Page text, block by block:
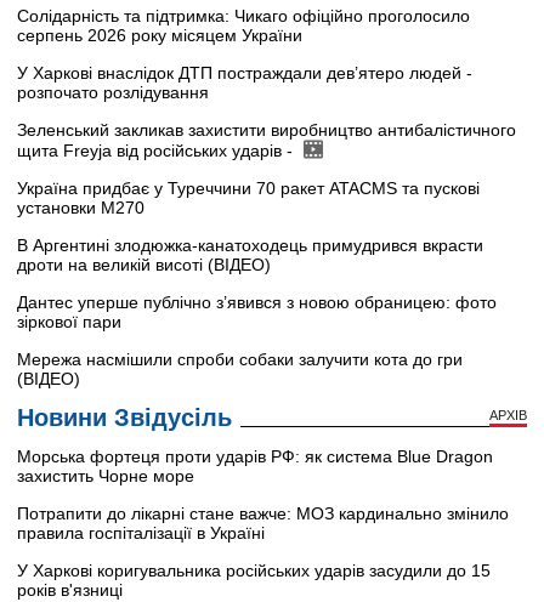
Солідарність та підтримка: Чикаго офіційно проголосило
серпень 2026 року місяцем України
У Харкові внаслідок ДТП постраждали дев’ятеро людей -
розпочато розлідування
Зеленський закликав захистити виробництво антибалістичного
щита Freyja від російських ударів -
Україна придбає у Туреччини 70 ракет ATACMS та пускові
установки M270
В Аргентині злодюжка-канатоходець примудрився вкрасти
дроти на великій висоті (ВІДЕО)
Дантес уперше публічно з’явився з новою обраницею: фото
зіркової пари
Мережа насмішили спроби собаки залучити кота до гри
(ВІДЕО)
Новини Звідусіль АРХІВ
Морська фортеця проти ударів РФ: як система Blue Dragon
захистить Чорне море
Потрапити до лікарні стане важче: МОЗ кардинально змінило
правила госпіталізації в Україні
У Харкові коригувальника російських ударів засудили до 15
років в'язниці